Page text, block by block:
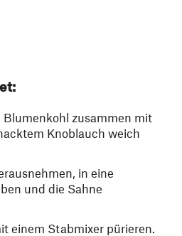
zusammen mit
Knoblauch weich
in eine
und die Sahne
einem Stabmixer pürieren.